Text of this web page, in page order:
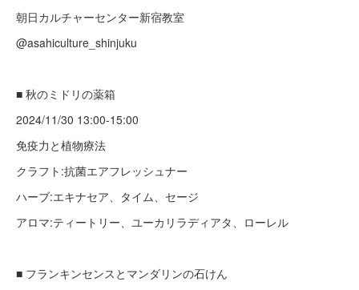
朝日カルチャーセンター新宿教室
@asahiculture_shinjuku
■ 秋のミドリの薬箱
2024/11/30 13:00-15:00
免疫力と植物療法
クラフト:抗菌エアフレッシュナー
ハーブ:エキナセア、タイム、セージ
アロマ:ティートリー、ユーカリラディアタ、ローレル
■ フランキンセンスとマンダリンの石けん